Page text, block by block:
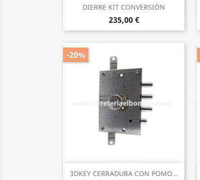
DIERRE KIT CONVERSIÓN
235,00 €
 Vista rápida
3DKEY CERRADURA CON POMO...
-20%
Vista rápida